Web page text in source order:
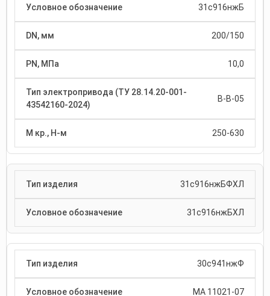
31с916нжБ
200/150
10,0
В-В-05
250-630
31с916нжБФХЛ
31с916нжБХЛ
30с941нжФ
МА 11021-07